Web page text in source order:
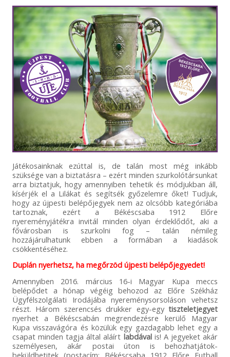
Játékosainknak ezúttal is, de talán most még inkább
szüksége van a biztatásra – ezért minden szurkolótársunkat
arra biztatjuk, hogy amennyiben tehetik és módjukban áll,
kísérjék el a Lilákat és segítsék győzelemre őket! Tudjuk,
hogy az újpesti belépőjegyek nem az olcsóbb kategóriába
tartoznak, ezért a Békéscsaba 1912 Előre
nyereményjátékra invitál minden olyan érdeklődőt, aki a
fővárosban is szurkolni fog – talán némileg
hozzájárulhatunk ebben a formában a kiadások
csökkentéséhez.
Duplán nyerhetsz, ha megőrzöd újpesti belépőjegyedet!
Amennyiben 2016. március 16-i Magyar Kupa meccs
belépődet a hónap végéig behozod az Előre Székház
Ügyfélszolgálati Irodájába nyereménysorsoláson vehetsz
részt. Három szerencsés drukker egy-egytiszteletjegyet
nyerhet a Békéscsabán megrendezésre kerülő Magyar
Kupa visszavágóra és közülük egy gazdagabb lehet egy a
csapat minden tagja által aláírt labdávalis! A jegyeket akár
személyesen, akár postai úton is behozhatjátok-
beküldhetitek (postacím: Békéscsaba 1912 Előre Futball